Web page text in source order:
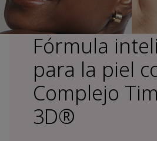
Fórmula
para la piel
Complejo
3D®